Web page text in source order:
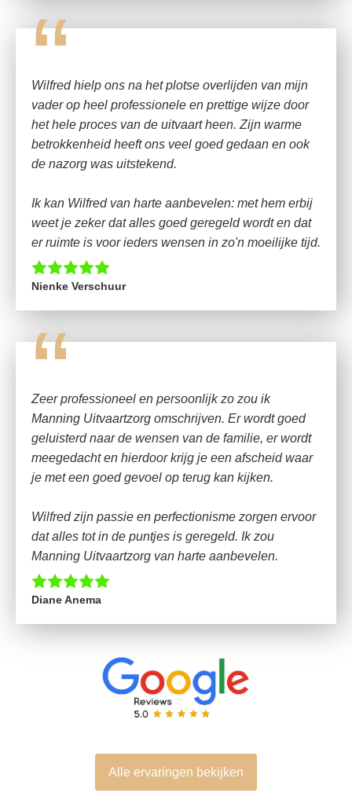
“
Wilfred hielp ons na het plotse overlijden van mijn
vader op heel professionele en prettige wijze door
het hele proces van de uitvaart heen. Zijn warme
betrokkenheid heeft ons veel goed gedaan en ook
de nazorg was uitstekend.
Ik kan Wilfred van harte aanbevelen: met hem erbij
weet je zeker dat alles goed geregeld wordt en dat
er ruimte is voor ieders wensen in zo'n moeilijke tijd.
Nienke Verschuur
“
Zeer professioneel en persoonlijk zo zou ik
Manning Uitvaartzorg omschrijven. Er wordt goed
geluisterd naar de wensen van de familie, er wordt
meegedacht en hierdoor krijg je een afscheid waar
je met een goed gevoel op terug kan kijken.
Wilfred zijn passie en perfectionisme zorgen ervoor
dat alles tot in de puntjes is geregeld. Ik zou
Manning Uitvaartzorg van harte aanbevelen.
Diane Anema
Alle ervaringen bekijken